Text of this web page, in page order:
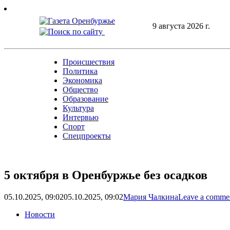
Skip
9 августа 2026 г.
Происшествия
Политика
Экономика
Общество
Образование
Культура
Интервью
Спорт
Спецпроекты
5 октября в Оренбуржье без осадков
05.10.2025, 09:0205.10.2025, 09:02Мария ЧалкинаLeave a
Новости